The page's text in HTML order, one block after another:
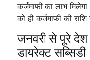
कर्जमाफी का लाभ
को ही कर्जमाफी की
जनवरी से पूरे देश
डायरेक्ट सब्सिडी